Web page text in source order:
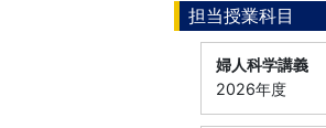
担当授業科目
婦人科学講義
2026年度